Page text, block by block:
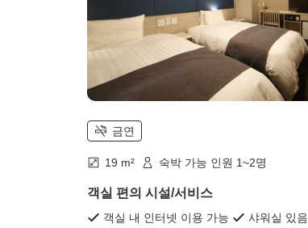
금연
19 m² 숙박 가능 인원 1~2명
객실 편의 시설/서비스
객실 내 인터넷 이용 가능 샤워실 있음